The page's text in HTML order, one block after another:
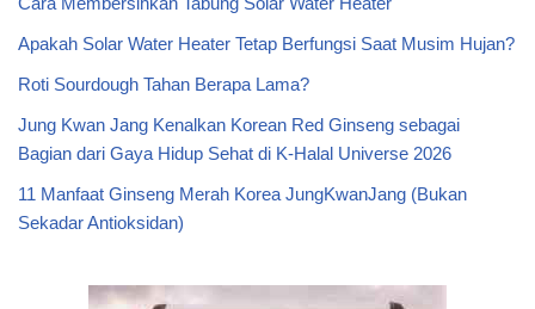
Apakah Solar Water Heater Tetap Berfungsi Saat Musim Hujan?
Roti Sourdough Tahan Berapa Lama?
Jung Kwan Jang Kenalkan Korean Red Ginseng sebagai
Bagian dari Gaya Hidup Sehat di K-Halal Universe 2026
11 Manfaat Ginseng Merah Korea JungKwanJang (Bukan
Sekadar Antioksidan)